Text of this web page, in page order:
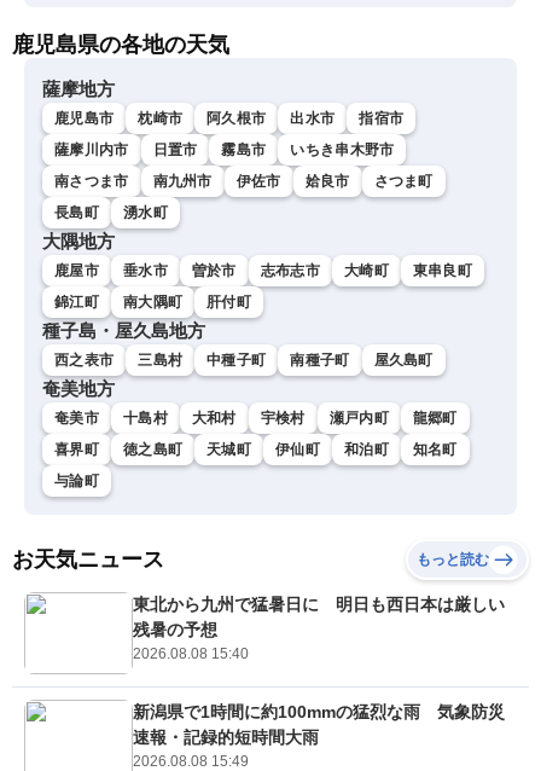
鹿児島県の各地の天気
薩摩地方
鹿児島市 枕崎市 阿久根市 出水市
指宿市
薩摩川内市
日置市 霧島市
いちき串木野市
南さつま市
南九州市 伊佐市 姶良市
さつま町
長島町
湧水町
大隅地方
鹿屋市 垂水市 曽於市 志布志市 大崎町
東串良町
錦江町
南大隅町 肝付町
種子島・屋久島地方
西之表市 三島村 中種子町 南種子町 屋久島町
奄美地方
奄美市 十島村 大和村 宇検村 瀬戸内町
龍郷町
喜界町
徳之島町 天城町 伊仙町 和泊町
知名町
与論町
お天気ニュース もっと読む
東北から九州で猛暑日に 明日も西日本は厳しい
残暑の予想
2026.08.08 15:40
新潟県で1時間に約100mmの猛烈な雨 気象防災
速報・記録的短時間大雨
2026.08.08 15:49